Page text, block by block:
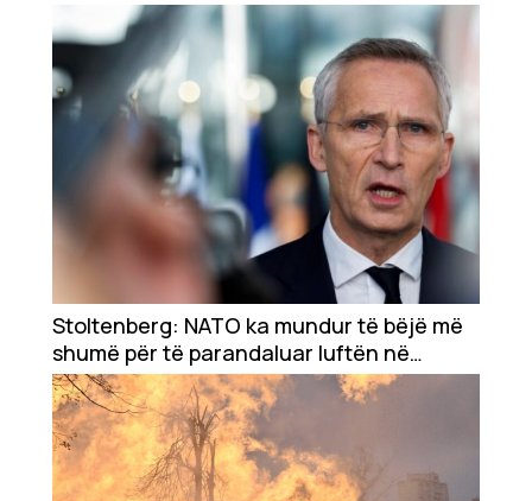
Stoltenberg: NATO ka mundur të bëjë më
shumë për të parandaluar luftën në
Ukrainë